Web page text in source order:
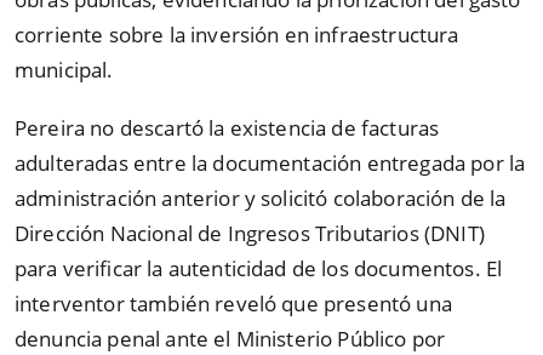
corriente sobre la inversión en infraestructura
municipal.
Pereira no descartó la existencia de facturas
adulteradas entre la documentación entregada por la
administración anterior y solicitó colaboración de la
Dirección Nacional de Ingresos Tributarios (DNIT)
para verificar la autenticidad de los documentos. El
interventor también reveló que presentó una
denuncia penal ante el Ministerio Público por